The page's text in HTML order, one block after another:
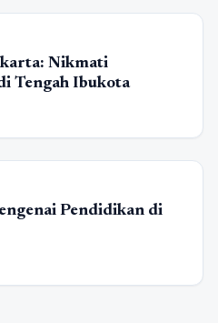
Nikmati
Tengah Ibukota
Pendidikan di